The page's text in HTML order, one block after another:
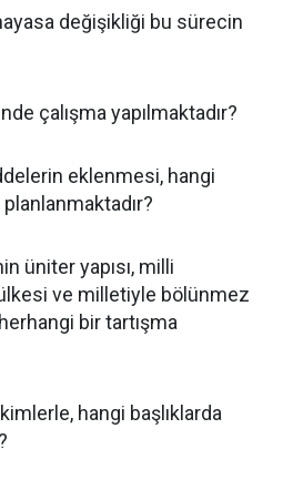
değişikliği bu sürecin
çalışma yapılmaktadır?
eklenmesi, hangi
üniter yapısı, milli
ve milletiyle bölünmez
bir tartışma
kimlerle, hangi başlıklarda